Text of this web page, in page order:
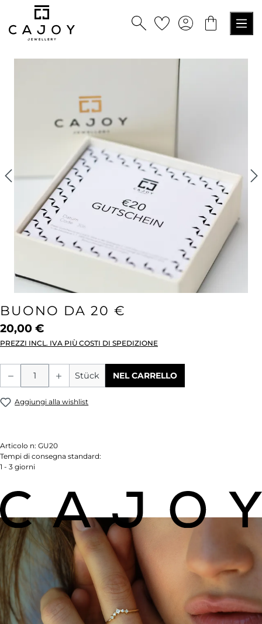
principale
BUONO DA 20 €
20,00 €
PREZZI INCL. IVA PIÙ COSTI DI SPEDIZIONE
Quantità del prodotto: inserisci la
Stück NEL CARRELLO
Aggiungi alla wishlist
Articolo n: GU20
Tempi di consegna standard:
1 - 3 giorni